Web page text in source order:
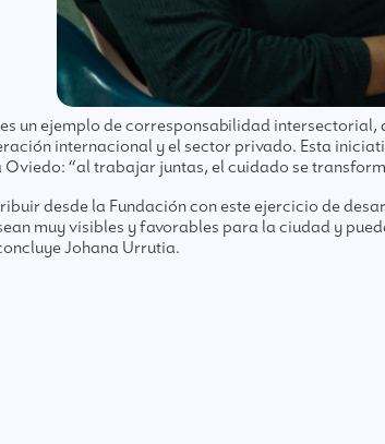
un ejemplo de corresponsabilidad
internacional y el sector privado. Esta
“al trabajar juntas, el cuidado se
desde la Fundación con este ejercicio de
muy visibles y favorables para la ciudad y
Johana Urrutia.